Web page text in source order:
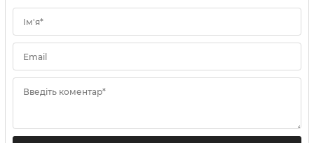
Ім'я*
Email
Введіть коментар*